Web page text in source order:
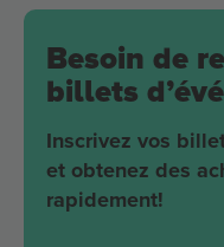
Besoin de
billets
Inscrivez vos
et obtenez des
rapidement!